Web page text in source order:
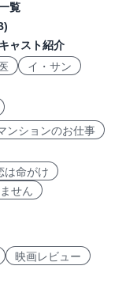
覧
ャスト紹介
イ・サン
ンションのお仕事
は命がけ
せん
映画レビュー